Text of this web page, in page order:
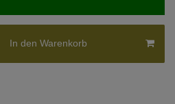
In den Warenkorb